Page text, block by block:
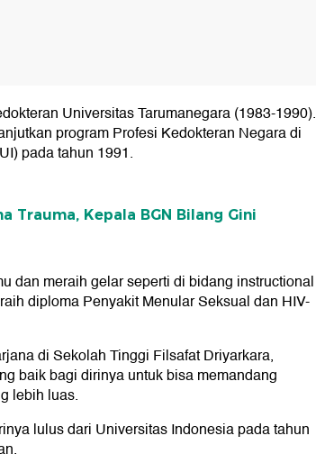
Universitas Tarumanegara (1983-1990).
program Profesi Kedokteran Negara di
pada tahun 1991.
Trauma, Kepala BGN Bilang Gini
dan meraih gelar seperti di bidang instructional
diploma Penyakit Menular Seksual dan HIV-
di Sekolah Tinggi Filsafat Driyarkara,
baik bagi dirinya untuk bisa memandang
lebih luas.
lulus dari Universitas Indonesia pada tahun